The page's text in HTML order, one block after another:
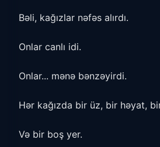
Bəli, kağızlar nəfəs alırdı.
Onlar canlı idi.
Onlar... mənə bənzəyirdi.
Hər kağızda bir üz, bir həyat,
Və bir boş yer.